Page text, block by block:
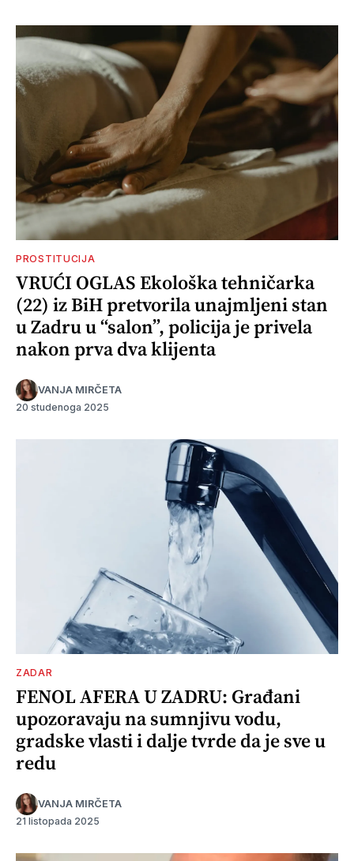
PROSTITUCIJA
VRUĆI OGLAS Ekološka tehničarka
(22) iz BiH pretvorila unajmljeni stan
u Zadru u “salon”, policija je privela
nakon prva dva klijenta
VANJA MIRČETA
20 studenoga 2025
ZADAR
FENOL AFERA U ZADRU: Građani
upozoravaju na sumnjivu vodu,
gradske vlasti i dalje tvrde da je sve u
redu
VANJA MIRČETA
21 listopada 2025